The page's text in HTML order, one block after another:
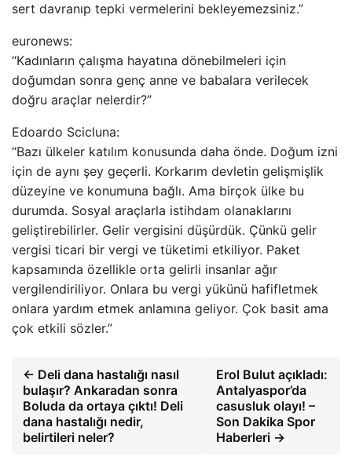
sert davranıp tepki vermelerini bekleyemezsiniz.”
euronews:
“Kadınların çalışma hayatına dönebilmeleri için
doğumdan sonra genç anne ve babalara verilecek
doğru araçlar nelerdir?”
Edoardo Scicluna:
“Bazı ülkeler katılım konusunda daha önde. Doğum izni
için de aynı şey geçerli. Korkarım devletin gelişmişlik
düzeyine ve konumuna bağlı. Ama birçok ülke bu
durumda. Sosyal araçlarla istihdam olanaklarını
geliştirebilirler. Gelir vergisini düşürdük. Çünkü gelir
vergisi ticari bir vergi ve tüketimi etkiliyor. Paket
kapsamında özellikle orta gelirli insanlar ağır
vergilendiriliyor. Onlara bu vergi yükünü hafifletmek
onlara yardım etmek anlamına geliyor. Çok basit ama
çok etkili sözler.”
← Deli dana hastalığı nasıl
bulaşır? Ankaradan sonra
Boluda da ortaya çıktı! Deli
dana hastalığı nedir,
belirtileri neler?
Erol Bulut açıkladı:
Antalyaspor’da
casusluk olayı! –
Son Dakika Spor
Haberleri →